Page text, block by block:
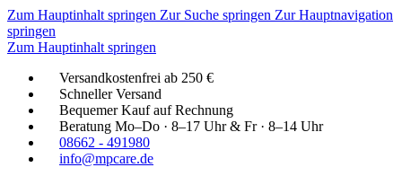
Zum Hauptinhalt springen Zur Suche springen Zur Hauptnavigation
springen
Zum Hauptinhalt springen
Versandkostenfrei ab 250 €
Schneller Versand
Bequemer Kauf auf Rechnung
Beratung Mo–Do · 8–17 Uhr & Fr · 8–14 Uhr
08662 - 491980
info@mpcare.de